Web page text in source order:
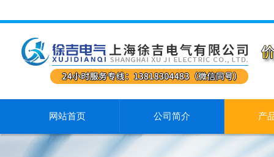
网站首页 公司简介 产